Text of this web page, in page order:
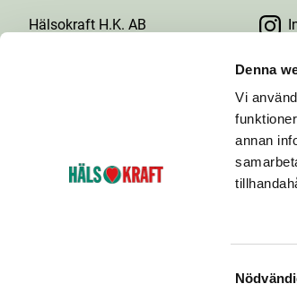
Denna
Vi
annan
Hälsokraft H.K. AB
bestående av ett 60-tal hälsokostbutiker